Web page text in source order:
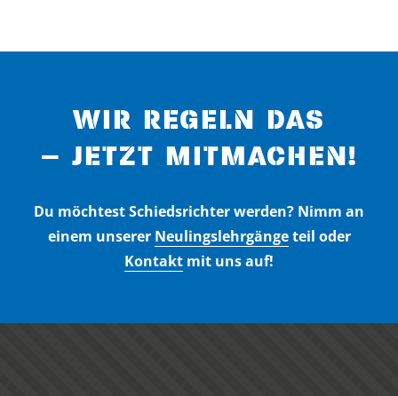
WIR REGELN DAS
– JETZT MITMACHEN!
Du möchtest Schiedsrichter werden? Nimm an
einem unserer Neulingslehrgängeteil oder
Kontakt mit uns auf!